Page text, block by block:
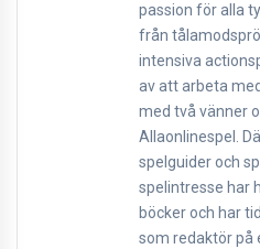
passion för alla
från
intensiva
av att arbeta
med två vänner
Allaonlinespel.
spelguider och
spelintresse har
böcker och har
som redaktör på